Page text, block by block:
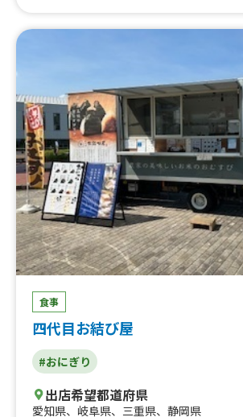
ス、サラダ、タルタルソース付）、
キン2ピース、フライドポテト、タルタ
TATO-BOX3P（チキン3P、フライドポ
BOX4P（チキン4P、フライドポテト）
（チキン2ピース、タルタルソース付）
ン単品3P（チキン3ピース、タルタルソ
単品4P（チキン4ピース、タルタルソー
（チキン5ピース、タルタルソース付）
ト、鶏皮チップス、生ビール
食事
四代目お結び屋
#おにぎり
出店希望都道府県
愛知県、 岐阜県、 三重県、 静岡県